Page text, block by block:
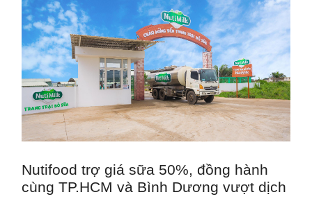
Nutifood trợ giá sữa 50%, đồng hành
cùng TP.HCM và Bình Dương vượt dịch